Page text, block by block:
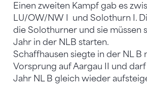
Einen zweiten Kampf gab es
LU/OW/NW I und Solothurn I.
die Solothurner und sie müssen
Jahr in der NLB starten.
Schaffhausen siegte in der NL B
Vorsprung auf Aargau II und
Jahr NL B gleich wieder